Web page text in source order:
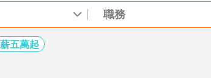
職務
五萬起